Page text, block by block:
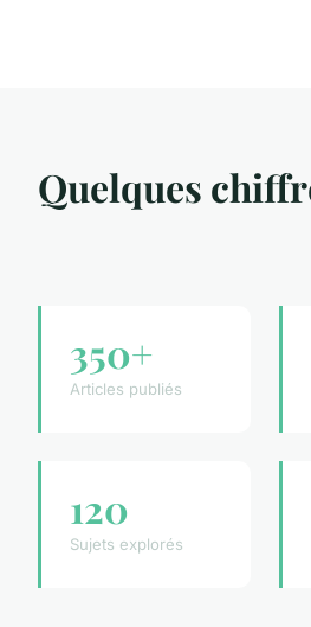
Quelques
350+
Articles publiés
120
Sujets explorés